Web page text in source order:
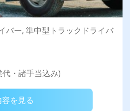
バー, 準中型トラックドライバ
・諸手当込み)
を見る